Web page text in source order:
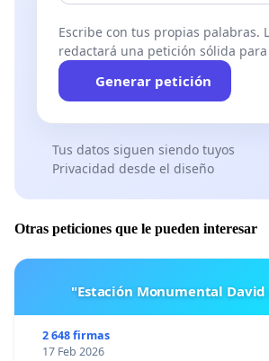
Escribe con tus propias palabras.
redactará una petición sólida
Generar petición
Tus datos siguen siendo tuyos
Privacidad desde el diseño
Otras peticiones que le pueden interesar
"Estación Monumental
2 648 firmas
17 Feb 2026